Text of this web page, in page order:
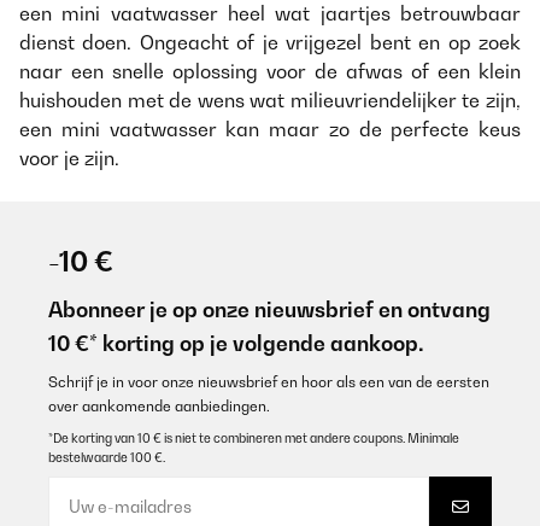
een mini vaatwasser heel wat jaartjes betrouwbaar
dienst doen. Ongeacht of je vrijgezel bent en op zoek
naar een snelle oplossing voor de afwas of een klein
huishouden met de wens wat milieuvriendelijker te zijn,
een mini vaatwasser kan maar zo de perfecte keus
voor je zijn.
-10 €
Abonneer je op onze nieuwsbrief en ontvang
10 €* korting op je volgende aankoop.
Schrijf je in voor onze nieuwsbrief en hoor als een van de eersten
over aankomende aanbiedingen.
*De korting van 10 € is niet te combineren met andere coupons. Minimale
bestelwaarde 100 €.